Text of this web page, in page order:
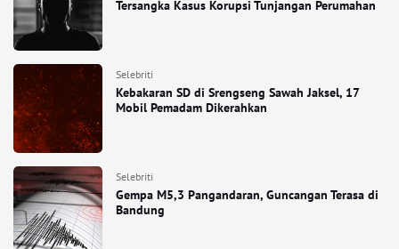
Tersangka Kasus Korupsi Tunjangan Perumahan
Selebriti
Kebakaran SD di Srengseng Sawah Jaksel, 17
Mobil Pemadam Dikerahkan
Selebriti
Gempa M5,3 Pangandaran, Guncangan Terasa di
Bandung